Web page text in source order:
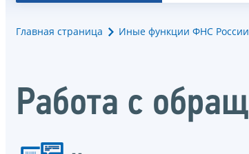
Главная страница Иные функции ФНС России
Работа с